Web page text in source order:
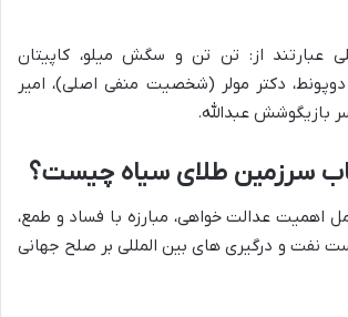
از: تن تن و سگش میلو، کاپیتان
دکتر مولر (شخصیت منفی اصلی)، امیر
بازیگوشش عبدالله.
سرزمین طلای سیاه چیست؟
اهمیت عدالت خواهی، مبارزه با فساد و طمع،
نفت و درگیری های بین المللی بر صلح جهانی